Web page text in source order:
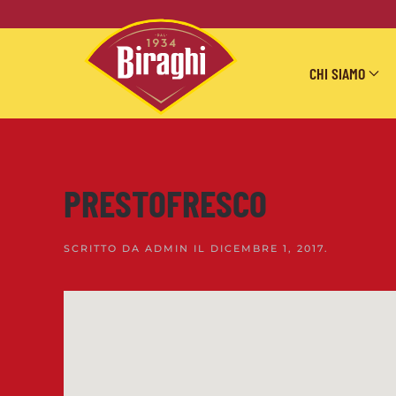
Skip to main content
CHI SIAMO
PRESTOFRESCO
SCRITTO DA ADMIN IL DICEMBRE 1, 2017.